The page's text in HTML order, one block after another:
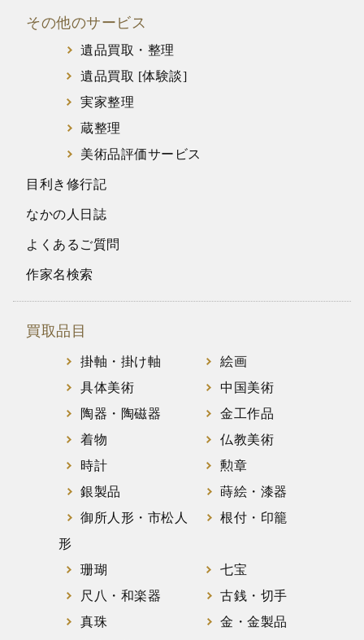
その他のサービス
遺品買取・整理
遺品買取 [体験談]
実家整理
蔵整理
美術品評価サービス
目利き修行記
なかの人日誌
よくあるご質問
作家名検索
買取品目
掛軸・掛け軸
絵画
具体美術
中国美術
陶器・陶磁器
金工作品
着物
仏教美術
時計
勲章
銀製品
蒔絵・漆器
御所人形・市松人
形
根付・印籠
珊瑚
七宝
尺八・和楽器
古銭・切手
真珠
金・金製品